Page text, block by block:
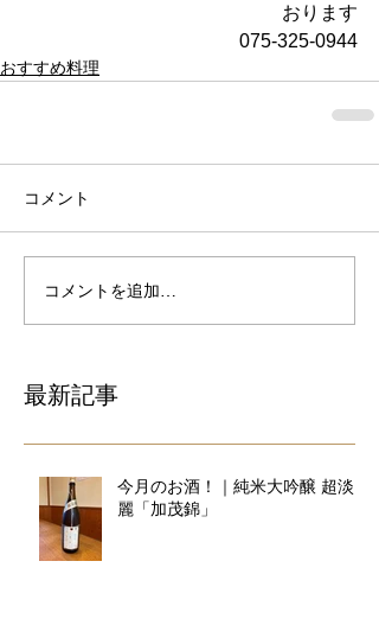
おります
075-325-0944
おすすめ料理
コメント
コメントを追加…
最新記事
今月のお酒！｜純米大吟醸 超淡
麗「加茂錦」